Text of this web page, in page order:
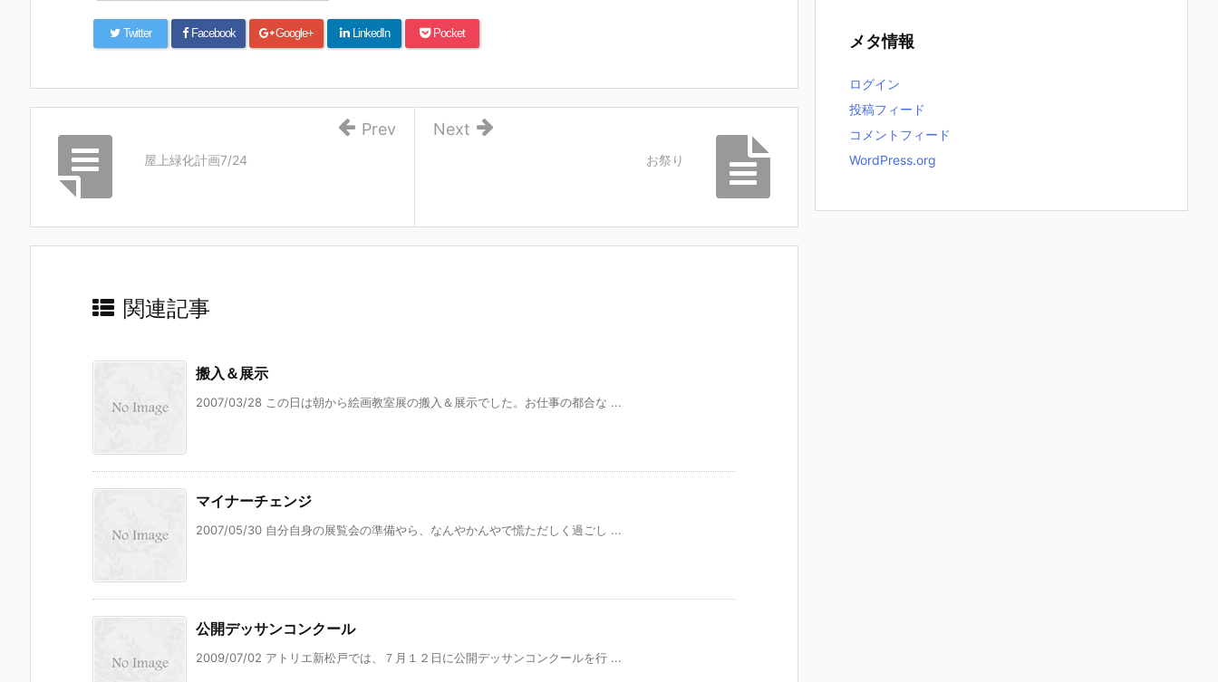
Twitter Facebook Google+ LinkedIn Pocket
お祭り
Next
屋上緑化計画7/24
Prev
関連記事
搬入＆展示
2007/03/28 この日は朝から絵画教室展の搬入＆展示でした。お仕事の都合な ...
マイナーチェンジ
2007/05/30 自分自身の展覧会の準備やら、なんやかんやで慌ただしく過ごし ...
公開デッサンコンクール
2009/07/02 アトリエ新松戸では、７月１２日に公開デッサンコンクールを行 ...
メタ情報
ログイン
投稿フィード
コメントフィード
WordPress.org